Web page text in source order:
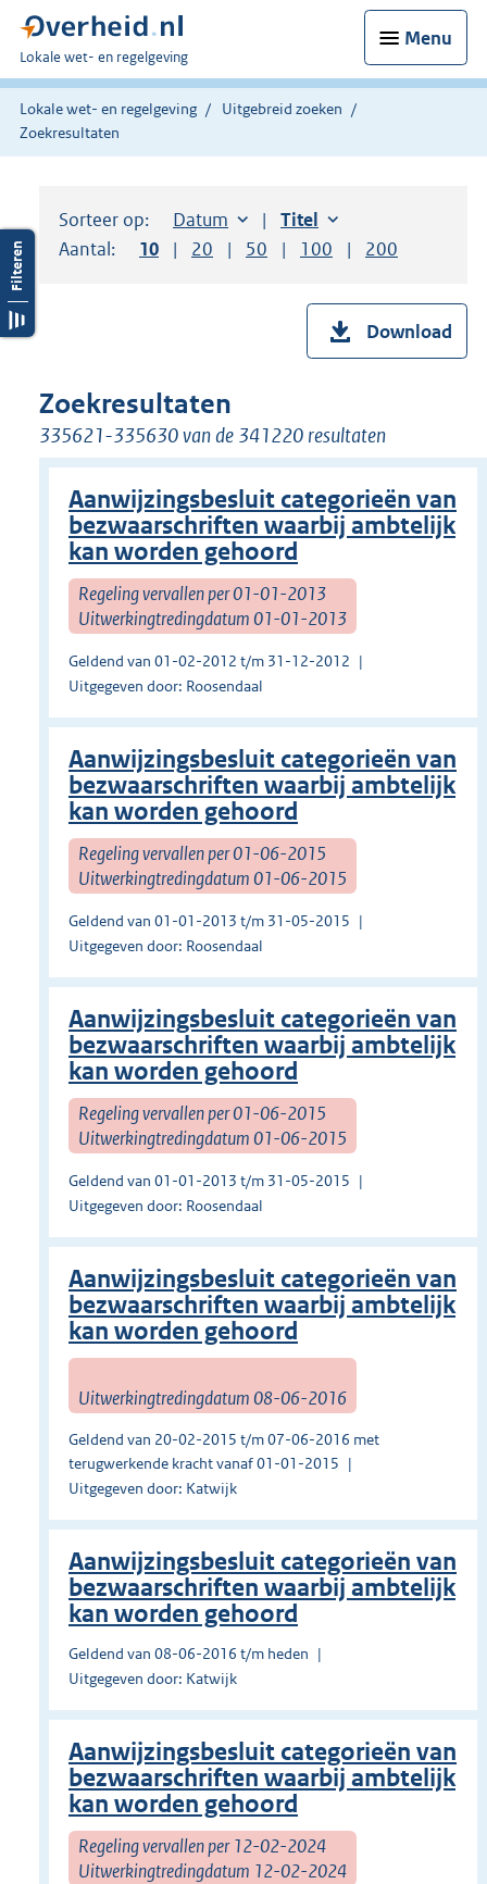
Menu
U
bent
hier:
Lokale wet- en regelgeving
Lokale wet- en regelgeving
Uitgebreid zoeken
Zoekresultaten
Sorteer op: Sorteer op:
Datum aflopendSorteer op:
Titel oplopend
Aantal:
Toon
10 resultaten per pagina
Toon
20 resultaten per pagina
Toon
50 resultaten per pagina
Toon
100 resultaten per
Toon
200
Download
Zoekresultaten
335621-335630 van de 341220 resultaten
Aanwijzingsbesluit categorieën van
bezwaarschriften waarbij ambtelijk
kan worden gehoord
Regeling vervallen per 01-01-2013
Uitwerkingtredingdatum 01-01-2013
Geldend van 01-02-2012 t/m 31-12-2012
Uitgegeven door: Roosendaal
Aanwijzingsbesluit categorieën van
bezwaarschriften waarbij ambtelijk
kan worden gehoord
Regeling vervallen per 01-06-2015
Uitwerkingtredingdatum 01-06-2015
Geldend van 01-01-2013 t/m 31-05-2015
Uitgegeven door: Roosendaal
Aanwijzingsbesluit categorieën van
bezwaarschriften waarbij ambtelijk
kan worden gehoord
Regeling vervallen per 01-06-2015
Uitwerkingtredingdatum 01-06-2015
Geldend van 01-01-2013 t/m 31-05-2015
Uitgegeven door: Roosendaal
Aanwijzingsbesluit categorieën van
bezwaarschriften waarbij ambtelijk
kan worden gehoord
Uitwerkingtredingdatum 08-06-2016
Geldend van 20-02-2015 t/m 07-06-2016 met
terugwerkende kracht vanaf 01-01-2015
Uitgegeven door: Katwijk
Aanwijzingsbesluit categorieën van
bezwaarschriften waarbij ambtelijk
kan worden gehoord
Geldend van 08-06-2016 t/m heden
Uitgegeven door: Katwijk
Aanwijzingsbesluit categorieën van
bezwaarschriften waarbij ambtelijk
kan worden gehoord
Regeling vervallen per 12-02-2024
Uitwerkingtredingdatum 12-02-2024